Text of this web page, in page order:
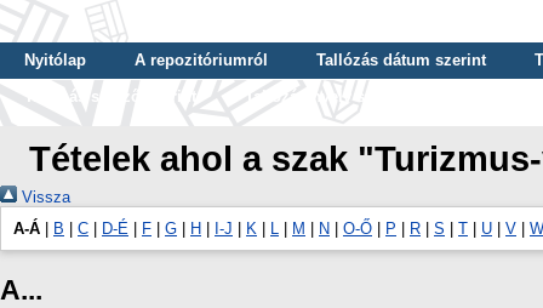
Nyitólap A repozitóriumról Tallózás dátum szerint
Tallózás szerző szerint
Tallózás nyelv szerint
Tételek ahol a szak
Vissza
A-Á
B C D-É F G H I-J K L M N O-Ő P R S T U V
A...